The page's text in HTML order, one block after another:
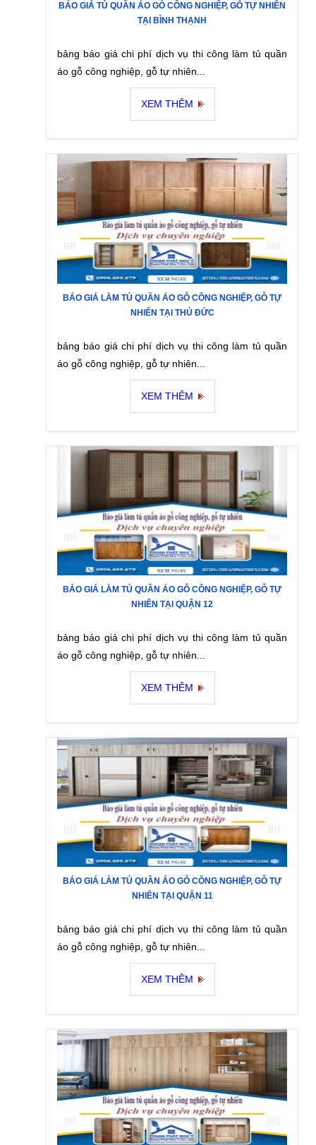
BÁO GIÁ TỦ QUẦN ÁO GỖ CÔNG NGHIỆP, GỖ TỰ NHIÊN
TẠI BÌNH THẠNH
bảng báo giá chi phí dịch vụ thi công làm tủ quần
áo gỗ công nghiệp, gỗ tự nhiên...
XEM THÊM
BÁO GIÁ LÀM TỦ QUẦN ÁO GỖ CÔNG NGHIỆP, GỖ TỰ
NHIÊN TẠI THỦ ĐỨC
bảng báo giá chi phí dịch vụ thi công làm tủ quần
áo gỗ công nghiệp, gỗ tự nhiên...
XEM THÊM
BÁO GIÁ LÀM TỦ QUẦN ÁO GỖ CÔNG NGHIỆP, GỖ TỰ
NHIÊN TẠI QUẬN 12
bảng báo giá chi phí dịch vụ thi công làm tủ quần
áo gỗ công nghiệp, gỗ tự nhiên...
XEM THÊM
BÁO GIÁ LÀM TỦ QUẦN ÁO GỖ CÔNG NGHIỆP, GỖ TỰ
NHIÊN TẠI QUẬN 11
bảng báo giá chi phí dịch vụ thi công làm tủ quần
áo gỗ công nghiệp, gỗ tự nhiên...
XEM THÊM